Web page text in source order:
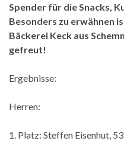
Spender für die Snacks,
Besonders zu erwähnen
Bäckerei Keck aus
gefreut!
Ergebnisse:
Herren:
1. Platz: Steffen Eisenhut,